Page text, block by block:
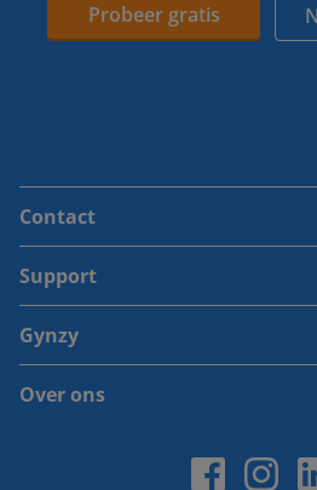
Probeer gratis
Contact
Support
Gynzy
Over ons